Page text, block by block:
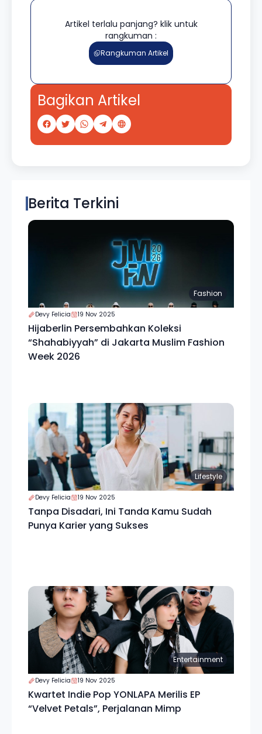
Artikel terlalu panjang? klik untuk
rangkuman :
Rangkuman Artikel
Bagikan Artikel
Berita Terkini
Fashion
Devy Felicia 19 Nov 2025
Hijaberlin Persembahkan Koleksi
“Shahabiyyah” di Jakarta Muslim Fashion
Week 2026
Lifestyle
Devy Felicia 19 Nov 2025
Tanpa Disadari, Ini Tanda Kamu Sudah
Punya Karier yang Sukses
Entertainment
Devy Felicia 19 Nov 2025
Kwartet Indie Pop YONLAPA Merilis EP
“Velvet Petals”, Perjalanan Mimp